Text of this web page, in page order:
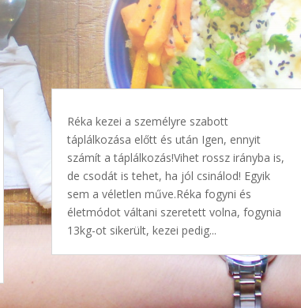
Réka kezei a személyre szabott
táplálkozása előtt és után Igen, ennyit
számít a táplálkozás!Vihet rossz irányba is,
de csodát is tehet, ha jól csinálod! Egyik
sem a véletlen műve.Réka fogyni és
életmódot váltani szeretett volna, fogynia
13kg-ot sikerült, kezei pedig...